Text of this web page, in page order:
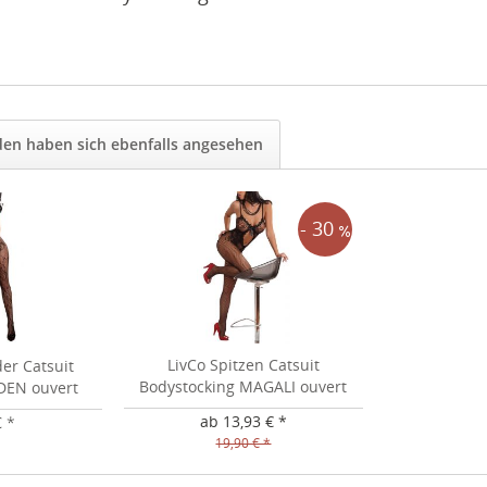
haben sich ebenfalls angesehen
Catsuit
ouvert
*
- 30
LivCo Spitzen Catsuit
Bodystocking MAGALI ouvert
ab 13,93 € *
19,90 € *